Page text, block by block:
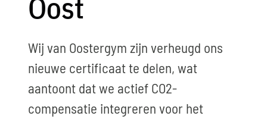
Oost
Wij van Oostergym zijn verheugd ons
nieuwe certificaat te delen, wat
aantoont dat we actief CO2-
compensatie integreren voor het